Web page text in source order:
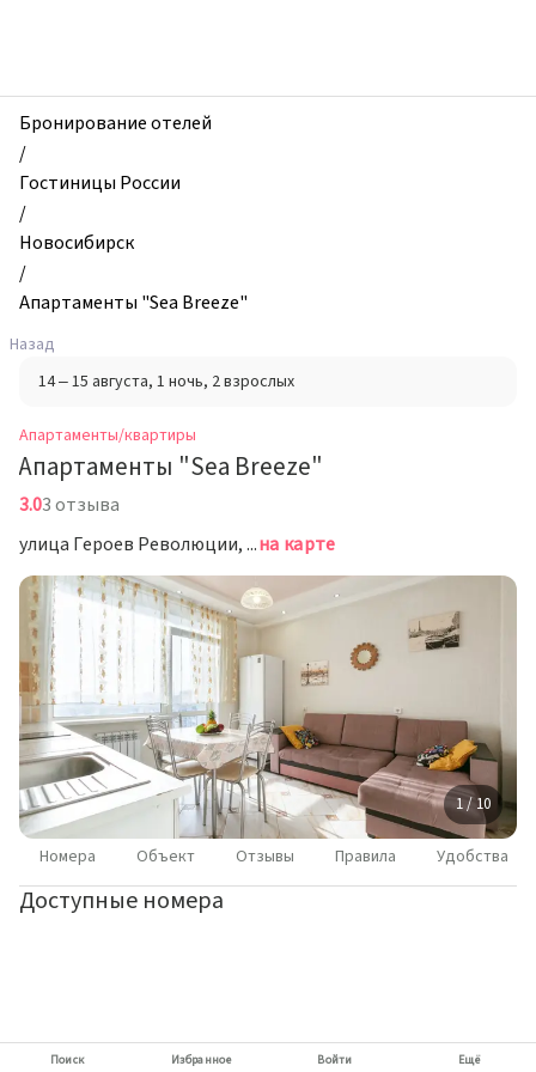
и
квартиры,
Апартаменты
"Sea
Breeze",
Новосибирск,
Россия
Бронирование отелей
/
Гостиницы России
/
Новосибирск
/
Апартаменты "Sea Breeze"
Назад
14 – 15 августа, 1 ночь, 2 взрослых
Апартаменты/квартиры
Апартаменты "Sea Breeze"
3.03 отзыва
улица Героев Революции, д. 31, Новосибирскна карте
1 / 10
Номера Объект Отзывы Правила Удобства
Доступные номера
Поиск Избранное Войти Ещё